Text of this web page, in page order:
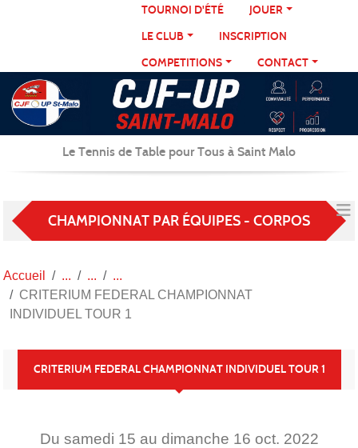
TOURNOI D'ÉTÉ
JOUER
LE CLUB
INSCRIPTION
COMPETITIONS
CONTACT
Le Tennis de Table pour Tous à Saint Malo
CHAMPIONNAT PAR ÉQUIPES - CORPOS
Accueil
CRITERIUM FEDERAL CHAMPIONNAT
INDIVIDUEL TOUR 1
CRITERIUM FEDERAL CHAMPIONNAT INDIVIDUEL TOUR 1
Du samedi 15 au dimanche 16 oct. 2022
Panneau de gestion des cookies